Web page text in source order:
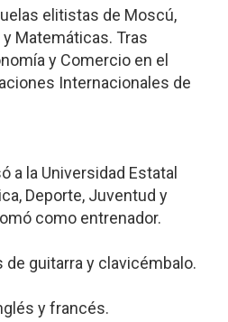
elitistas de Moscú,
Matemáticas. Tras
y Comercio en el
Internacionales de
a la Universidad Estatal
Deporte, Juventud y
como entrenador.
guitarra y clavicémbalo.
y francés.